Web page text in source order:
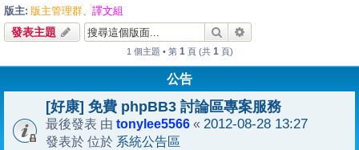
版主: 版主管理群、 譯文組
發表主題 搜尋
1 個主題 • 第 1 頁 (共 1 頁)
公告
[好康] 免費 phpBB3 討論區專案服務
最後發表 由 tonylee5566 « 2012-08-28 13:27
發表於 位於 系統公告區